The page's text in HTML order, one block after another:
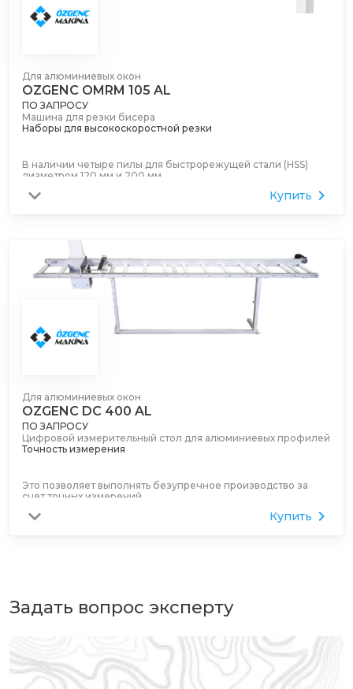
Во время резки алюминиевых профилей он распыляет
Для алюминиевых окон
OZGENC OMRM 105 AL
ПО ЗАПРОСУ
Машина для резки бисера
Наборы для высокоскоростной резки
В наличии четыре пилы для быстрорежущей стали (HSS)
диаметром 120 мм и 200 мм.
Двусторонняя режущая система под углом 45 ° помогает
разрезать нижний язычок любой планки вместе с ней.
Механический суппорт *
Это помогает измерить длину и высоту реечных профилей
на раме без использования счетчиков. (*По желанию)
Купить
Для алюминиевых окон
OZGENC DC 400 AL
ПО ЗАПРОСУ
Цифровой измерительный стол для алюминиевых профилей
Точность измерения
Это позволяет выполнять безупречное производство за
счет точных измерений.
Сенсорный экран
Это позволяет вам записывать размеры любой детали,
вырезанной на станках для резки, на экране и измерять
любую опору.
Купить
Задать вопрос эксперту